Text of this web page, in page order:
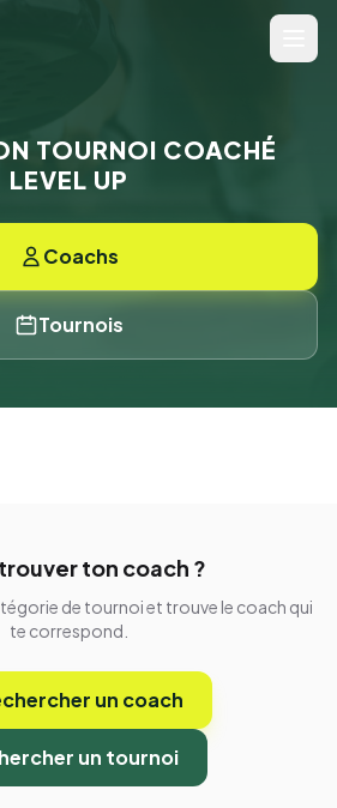
TOURNOI COACHÉ
LEVEL UP
Coachs
Tournois
ton coach ?
de tournoi et trouve le coach qui
te correspond.
un coach
un tournoi